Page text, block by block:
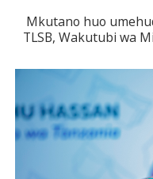
Mkutano huo
TLSB, Wakutubi wa